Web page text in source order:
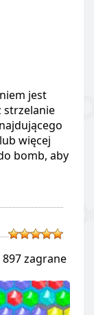
jest
strzelanie
więcej
bomb, aby
897 zagrane